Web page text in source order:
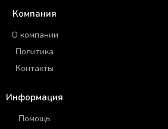
Компания
О компании
Политика
Контакты
Информация
Помощь